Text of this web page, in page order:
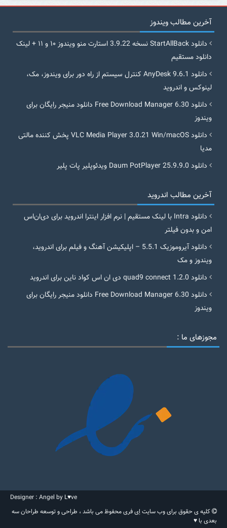
آخرین مطالب ویندوز
دانلود StartAllBack نسخه 3.9.22 استارت منو ویندوز ۱۰ و ۱۱ + لینک
دانلود مستقیم
دانلود AnyDesk 9.6.1 کنترل سیستم از راه دور برای ویندوز، مک،
لینوکس و اندروید
دانلود Free Download Manager 6.30 دانلود منیجر رایگان برای
ویندوز
دانلود VLC Media Player 3.0.21 Win/macOS پخش کننده مالتی
مدیا
دانلود Daum PotPlayer 25.9.9.0 ویدئوپلیر پات پلیر
آخرین مطالب اندروید
دانلود Intra با لینک مستقیم | نرم افزار اینترا اندروید برای دی‌ان‌اس
امن و بدون فیلتر
دانلود آیروموزیک 5.5.1 – اپلیکیشن آهنگ و فیلم برای اندروید،
ویندوز و مک
دانلود quad9 connect 1.2.0 دی ان اس کواد ناین برای اندروید
دانلود Free Download Manager 6.30 دانلود منیجر رایگان برای
ویندوز
مجوزهای ما :
Designer : Angel by L♥ve
کلیه ی حقوق برای وب سایت اِی فری محفوظ می باشد ، طراحی و توسعه طراحان سه
بعدی با ♥